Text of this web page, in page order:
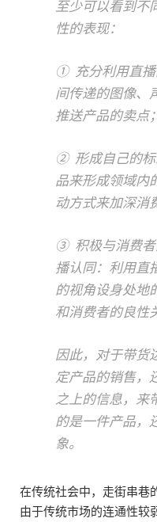
至少可以看到不
性的表现：
① 充分利用直播
间传递的图像、
推送产品的卖点；
② 形成自己的标
品来形成领域内
动方式来加深消
③ 积极与消费者
播认同：利用直
的视角设身处地
和消费者的良性
因此，对于带货
定产品的销售，
之上的信息，来
的是一件产品，
象。
在传统社会中，走街串巷
由于传统市场的连通性较